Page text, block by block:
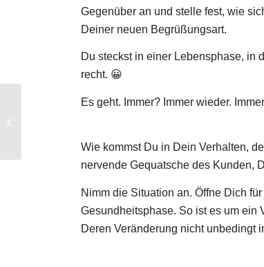
Gegenüber an und stelle fest, wie
Deiner neuen Begrüßungsart.
Du steckst in einer Lebensphase, in
recht. 😀
Es geht. Immer? Immer wieder.
Wie kommst Du in Dein Verhalten,
nervende Gequatsche des Kunden,
Nimm die Situation an. Öffne Dich
Gesundheitsphase. So ist es um ein
Deren Veränderung nicht unbedingt
Wer wird denn gleich in